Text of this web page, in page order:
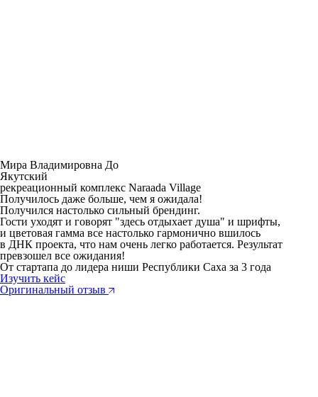
Мира Владимировна До
Якутский
рекреационный комплекс Naraada Village
Получилось даже больше, чем я ожидала!
Получился настолько сильный брендинг.
Гости уходят и говорят "здесь отдыхает душа" и шрифты,
и цветовая гамма все настолько гармонично вшилось
в ДНК проекта, что нам очень легко работается. Результат
превзошел все ожидания!
От стартапа до лидера ниши Республики Саха за 3 года
Изучить кейс
Оригинальный отзыв